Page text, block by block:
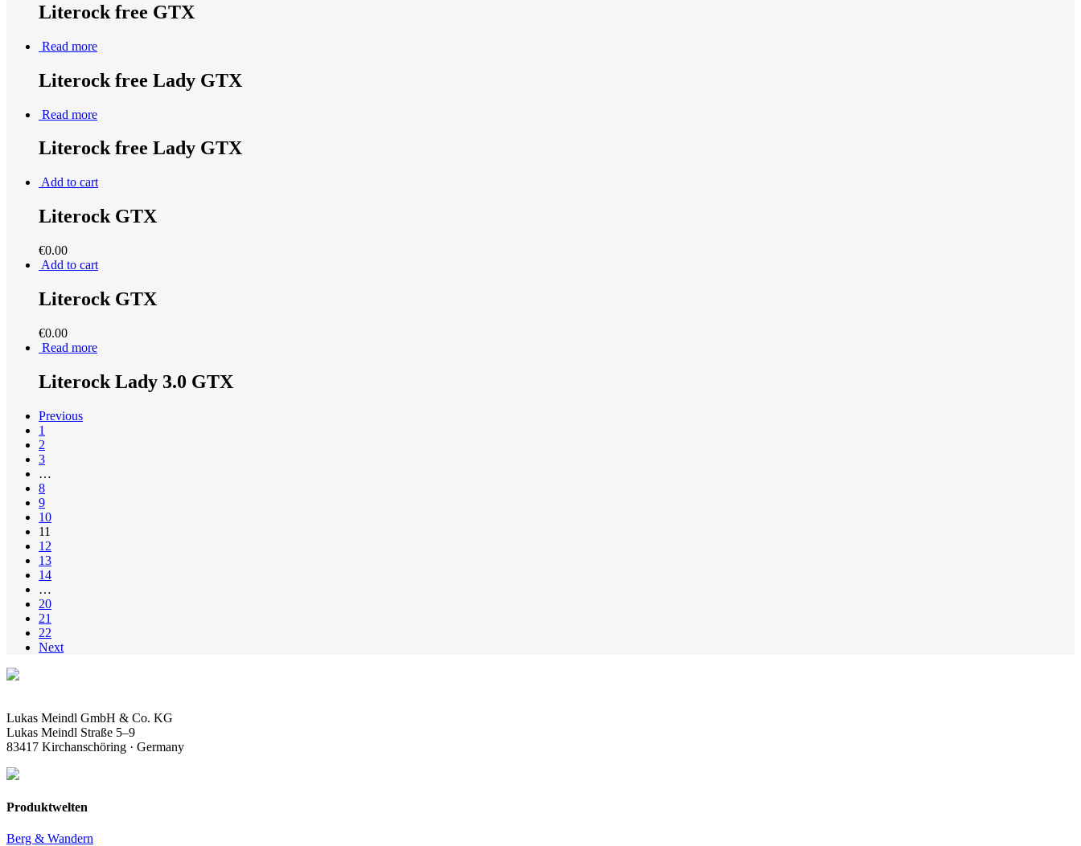
Literock free GTX
Read more
Literock free Lady GTX
Read more
Literock free Lady GTX
Add to cart
Literock GTX
€0.00
Add to cart
Literock GTX
€0.00
Read more
Literock Lady 3.0 GTX
Previous
1
2
3
…
8
9
10
11
12
13
14
…
20
21
22
Next
Lukas Meindl GmbH & Co. KG
Lukas Meindl Straße 5–9
83417 Kirchanschöring · Germany
Produktwelten
Berg & Wandern